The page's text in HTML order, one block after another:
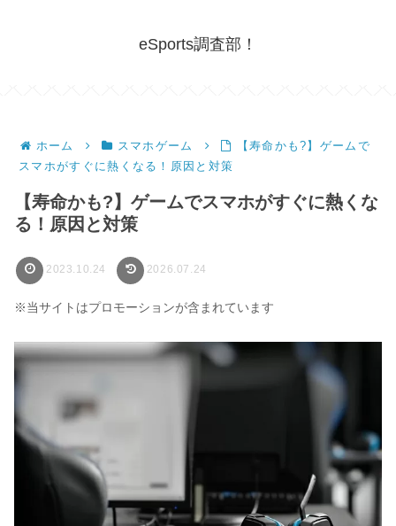
eSports調査部！
ホーム スマホゲーム
【寿命かも?】ゲームで
スマホがすぐに熱くなる！原因と対策
【寿命かも?】ゲームでスマホがすぐに熱くな
る！原因と対策
2023.10.24 2026.07.24
※当サイトはプロモーションが含まれています